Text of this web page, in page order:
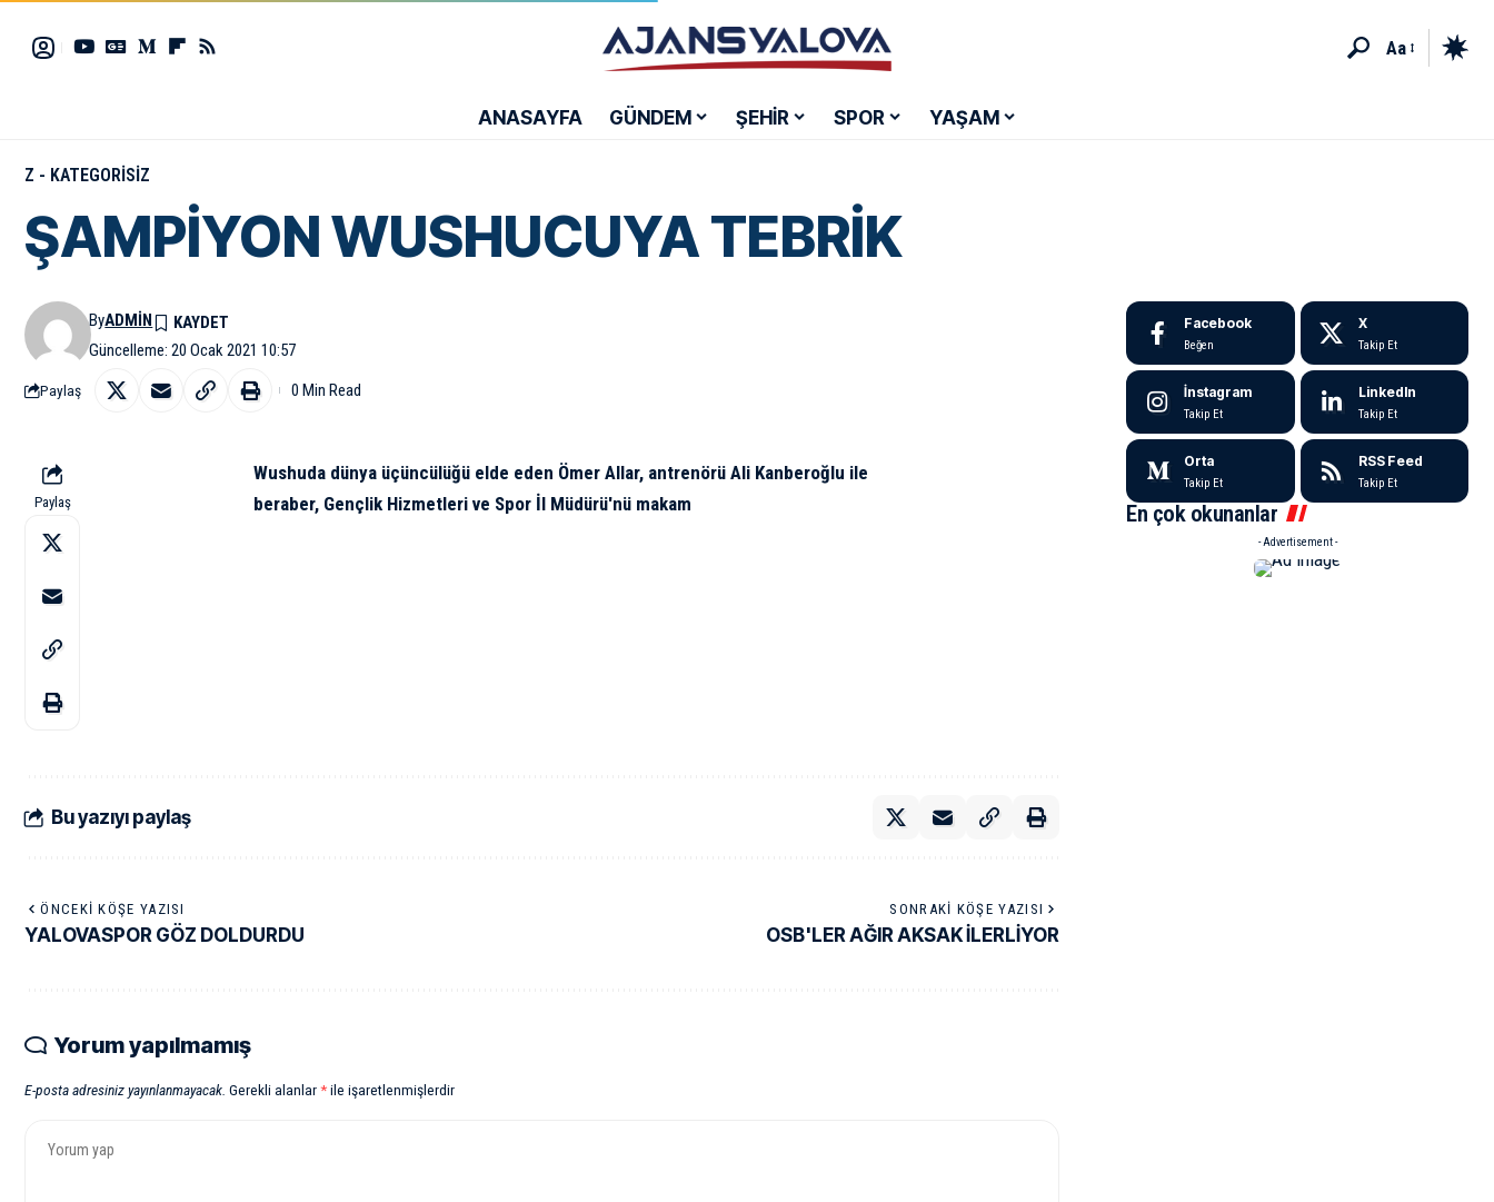
Aa
ANASAYFA GÜNDEM ŞEHİR SPOR YAŞAM
Z - KATEGORISIZ
ŞAMPİYON WUSHUCUYA TEBRİK
Güncelleme: 20 Ocak 2021 10:57
ByADMIN
Paylaş 0 Min Read
Paylaş
Wushuda dünya üçüncülüğü elde eden Ömer Allar, antrenörü Ali Kanberoğlu ile
beraber, Gençlik Hizmetleri ve Spor İl Müdürü'nü makam
Bu yazıyı paylaş
ÖNCEKI KÖŞE YAZISI
YALOVASPOR GÖZ DOLDURDU
SONRAKI KÖŞE YAZISI
OSB'LER AĞIR AKSAK İLERLİYOR
Yorum yapılmamış
E-posta adresiniz yayınlanmayacak. Gerekli alanlar*ile işaretlenmişlerdir
Facebook
Beğen
X
Takip Et
İnstagram
Takip Et
LinkedIn
Takip Et
Orta
Takip Et
RSS Feed
Takip Et
En çok okunanlar
- Advertisement -